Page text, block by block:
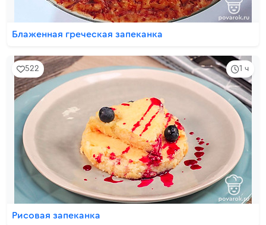
Блаженная греческая запеканка
1 ч
522
Рисовая запеканка